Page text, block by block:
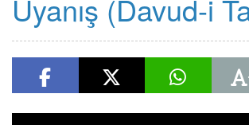
Uyanış (Davud-i